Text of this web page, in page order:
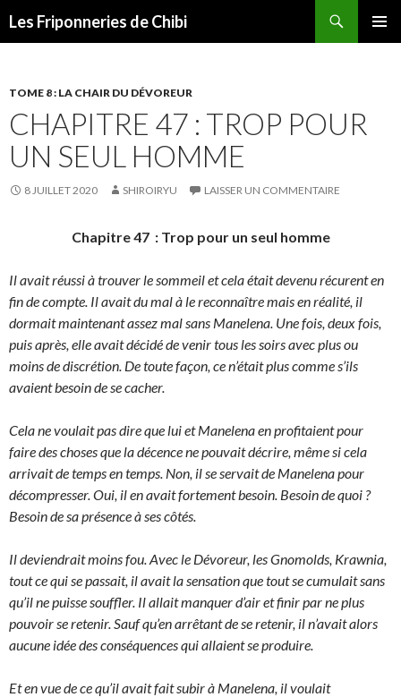
Les Friponneries de Chibi
TOME 8 : LA CHAIR DU DÉVOREUR
CHAPITRE 47 : TROP POUR
UN SEUL HOMME
8 JUILLET 2020 SHIROIRYU LAISSER UN COMMENTAIRE
Chapitre 47 : Trop pour un seul homme
Il avait réussi à trouver le sommeil et cela était devenu récurent en
fin de compte. Il avait du mal à le reconnaître mais en réalité, il
dormait maintenant assez mal sans Manelena. Une fois, deux fois,
puis après, elle avait décidé de venir tous les soirs avec plus ou
moins de discrétion. De toute façon, ce n’était plus comme s’ils
avaient besoin de se cacher.
Cela ne voulait pas dire que lui et Manelena en profitaient pour
faire des choses que la décence ne pouvait décrire, même si cela
arrivait de temps en temps. Non, il se servait de Manelena pour
décompresser. Oui, il en avait fortement besoin. Besoin de quoi ?
Besoin de sa présence à ses côtés.
Il deviendrait moins fou. Avec le Dévoreur, les Gnomolds, Krawnia,
tout ce qui se passait, il avait la sensation que tout se cumulait sans
qu’il ne puisse souffler. Il allait manquer d’air et finir par ne plus
pouvoir se retenir. Sauf qu’en arrêtant de se retenir, il n’avait alors
aucune idée des conséquences qui allaient se produire.
Et en vue de ce qu’il avait fait subir à Manelena, il voulait